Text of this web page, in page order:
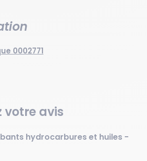
0002771
votre avis
hydrocarbures et huiles -